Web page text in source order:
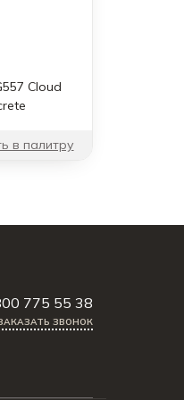
Cloud
в палитру
775 55 38
ЗВОНОК